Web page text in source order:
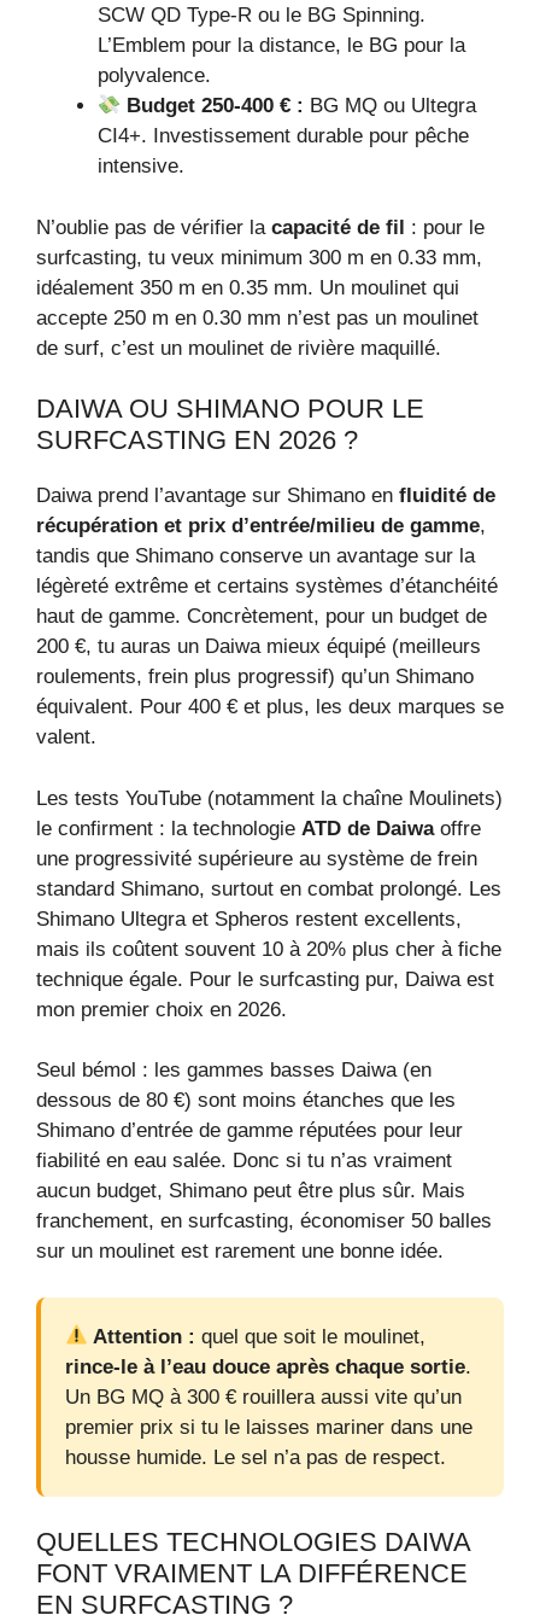
SCW QD Type-R ou le BG Spinning.
L’Emblem pour la distance, le BG pour la
polyvalence.
Budget 250-400 € : BG MQ ou Ultegra
CI4+. Investissement durable pour pêche
intensive.
N’oublie pas de vérifier la capacité de fil : pour le
surfcasting, tu veux minimum 300 m en 0.33 mm,
idéalement 350 m en 0.35 mm. Un moulinet qui
accepte 250 m en 0.30 mm n’est pas un moulinet
de surf, c’est un moulinet de rivière maquillé.
DAIWA OU SHIMANO POUR LE
SURFCASTING EN 2026 ?
Daiwa prend l’avantage sur Shimano en fluidité de
récupération et prix d’entrée/milieu de gamme,
tandis que Shimano conserve un avantage sur la
légèreté extrême et certains systèmes d’étanchéité
haut de gamme. Concrètement, pour un budget de
200 €, tu auras un Daiwa mieux équipé (meilleurs
roulements, frein plus progressif) qu’un Shimano
équivalent. Pour 400 € et plus, les deux marques se
valent.
Les tests YouTube (notamment la chaîne Moulinets)
le confirment : la technologie ATD de Daiwaoffre
une progressivité supérieure au système de frein
standard Shimano, surtout en combat prolongé. Les
Shimano Ultegra et Spheros restent excellents,
mais ils coûtent souvent 10 à 20% plus cher à fiche
technique égale. Pour le surfcasting pur, Daiwa est
mon premier choix en 2026.
Seul bémol : les gammes basses Daiwa (en
dessous de 80 €) sont moins étanches que les
Shimano d’entrée de gamme réputées pour leur
fiabilité en eau salée. Donc si tu n’as vraiment
aucun budget, Shimano peut être plus sûr. Mais
franchement, en surfcasting, économiser 50 balles
sur un moulinet est rarement une bonne idée.
Attention : quel que soit le moulinet,
rince-le à l’eau douce après chaque sortie.
Un BG MQ à 300 € rouillera aussi vite qu’un
premier prix si tu le laisses mariner dans une
housse humide. Le sel n’a pas de respect.
QUELLES TECHNOLOGIES DAIWA
FONT VRAIMENT LA DIFFÉRENCE
EN SURFCASTING ?